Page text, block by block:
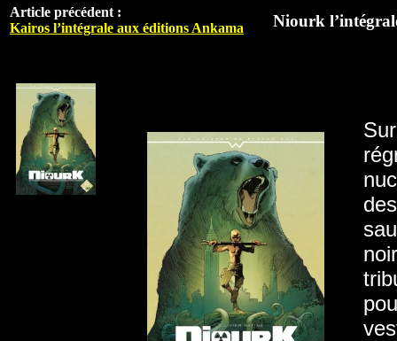
Article précédent :
Kairos l’intégrale aux éditions Ankama
Niourk